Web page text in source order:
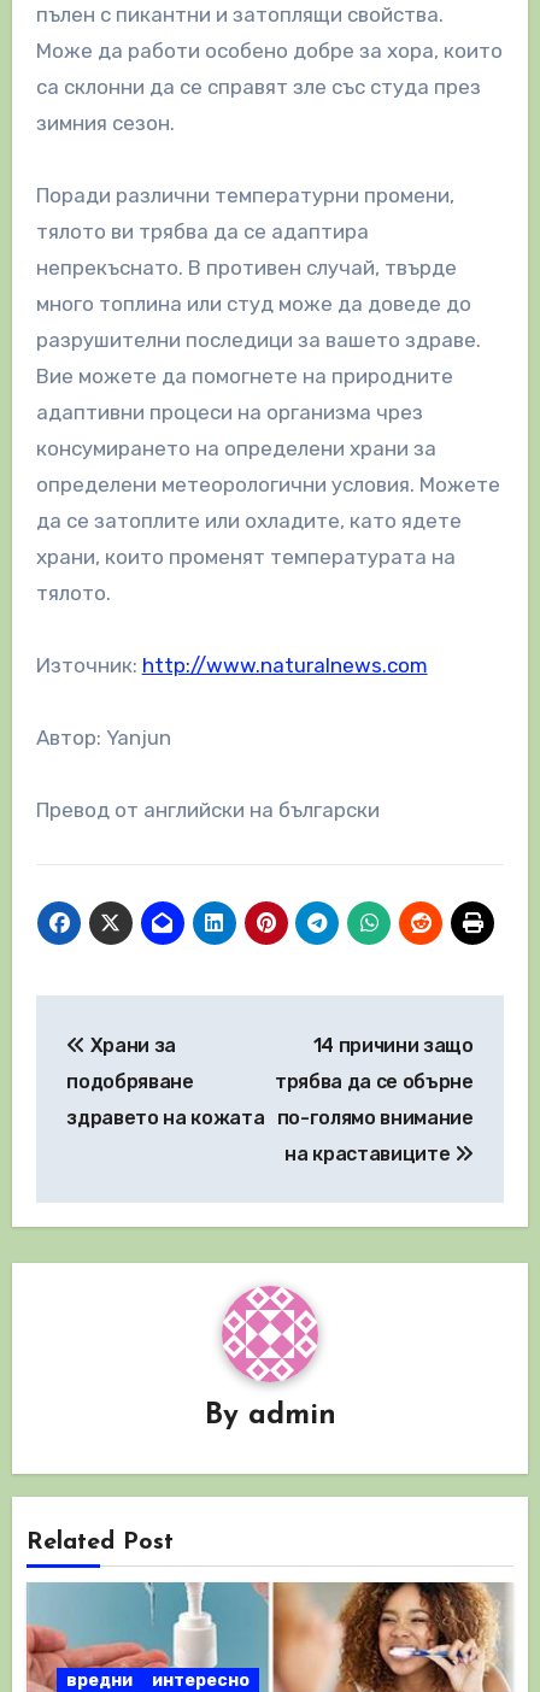
пълен с пикантни и затоплящи свойства.
Може да работи особено добре за хора, които
са склонни да се справят зле със студа през
зимния сезон.
Поради различни температурни промени,
тялото ви трябва да се адаптира
непрекъснато. В противен случай, твърде
много топлина или студ може да доведе до
разрушителни последици за вашето здраве.
Вие можете да помогнете на природните
адаптивни процеси на организма чрез
консумирането на определени храни за
определени метеорологични условия. Можете
да се затоплите или охладите, като ядете
храни, които променят температурата на
тялото.
Източник: http://www.naturalnews.com
Автор: Yanjun
Превод от английски на български
Храни за
подобряване
здравето на кожата
14 причини защо
трябва да се обърне
по-голямо внимание
на краставиците
By admin
Related Post
вредни интересно